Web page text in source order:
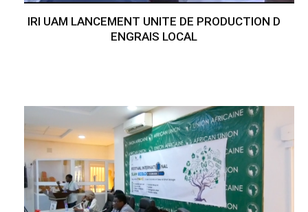
IRI UAM LANCEMENT UNITE DE PRODUCTION D
ENGRAIS LOCAL